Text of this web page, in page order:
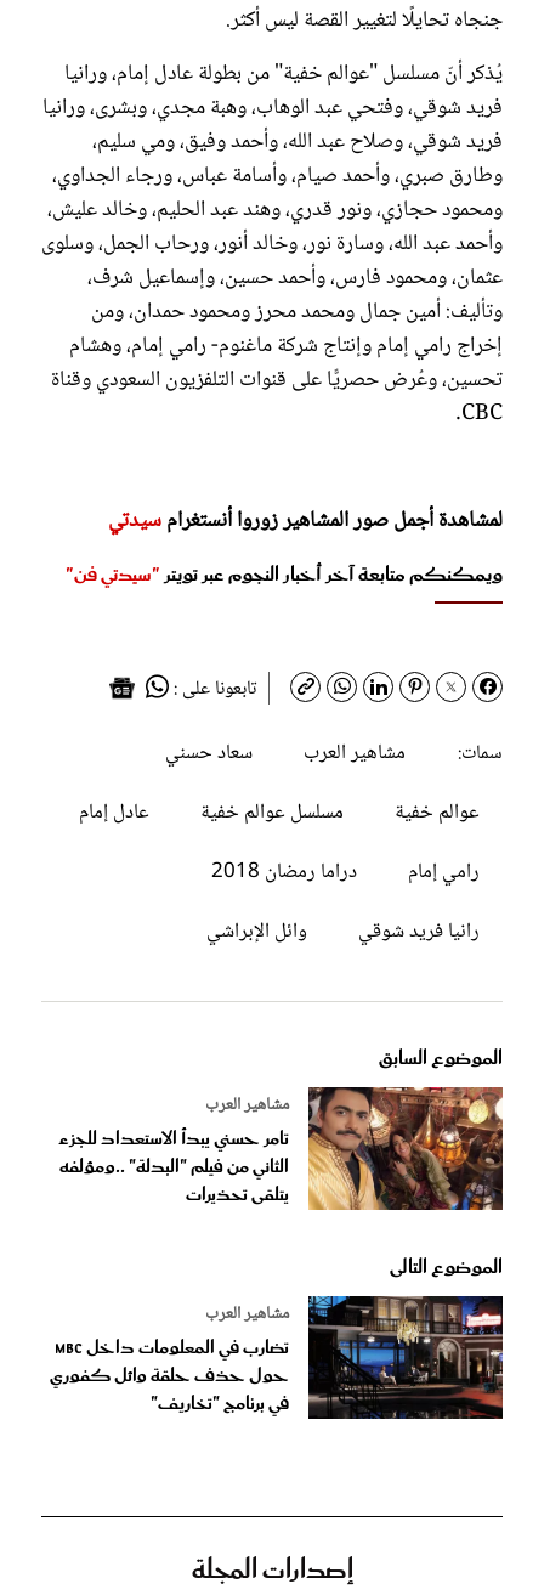
جنجاه تحايلًا لتغيير القصة ليس أكثر.
يُذكر أنّ مسلسل "عوالم خفية" من بطولة عادل إمام، ورانيا
فريد شوقي، وفتحي عبد الوهاب، وهبة مجدي، وبشرى، ورانيا
فريد شوقي، وصلاح عبد الله، وأحمد وفيق، ومي سليم،
وطارق صبري، وأحمد صيام، وأسامة عباس، ورجاء الجداوي،
ومحمود حجازي، ونور قدري، وهند عبد الحليم، وخالد عليش،
وأحمد عبد الله، وسارة نور، وخالد أنور، ورحاب الجمل، وسلوى
عثمان، ومحمود فارس، وأحمد حسين، وإسماعيل شرف،
وتأليف: أمين جمال ومحمد محرز ومحمود حمدان، ومن
إخراج رامي إمام وإنتاج شركة ماغنوم- رامي إمام، وهشام
تحسين، وعُرض حصريًّا على قنوات التلفزيون السعودي وقناة
CBC.
لمشاهدة أجمل صور المشاهير زوروا أنستغرامسيدتي
ويمكنكم متابعة آخر أخبار النجوم عبر تويتر"سيدتي فن"
تابعونا على :
سمات:
مشاهير العرب
سعاد حسني
عوالم خفية
مسلسل عوالم خفية
عادل إمام
رامي إمام
دراما رمضان 2018
رانيا فريد شوقي
وائل الإبراشي
الموضوع السابق
مشاهير العرب
تامر حسني يبدأ الاستعداد للجزء
الثاني من فيلم "البدلة" ..ومؤلفه
يتلقى تحذيرات
الموضوع التالى
مشاهير العرب
تضارب في المعلومات داخل MBC
حول حذف حلقة وائل كفوري
في برنامج "تخاريف"
إصدارات المجلة